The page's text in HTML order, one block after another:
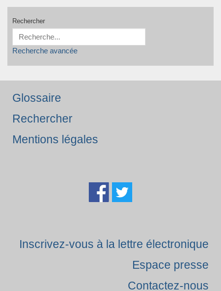
Rechercher
Recherche avancée
Glossaire
Rechercher
Mentions légales
Inscrivez-vous à la lettre électronique
Espace presse
Contactez-nous